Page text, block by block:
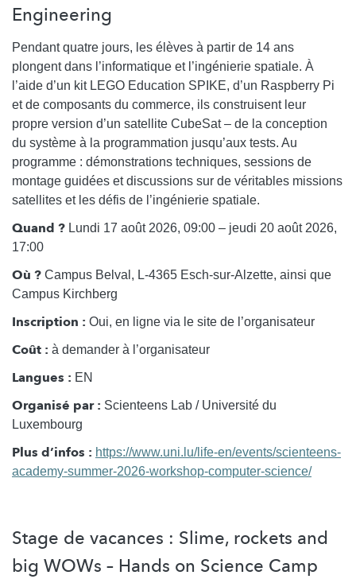
Engineering
Pendant quatre jours, les élèves à partir de 14 ans
plongent dans l’informatique et l’ingénierie spatiale. À
l’aide d’un kit LEGO Education SPIKE, d’un Raspberry Pi
et de composants du commerce, ils construisent leur
propre version d’un satellite CubeSat – de la conception
du système à la programmation jusqu’aux tests. Au
programme : démonstrations techniques, sessions de
montage guidées et discussions sur de véritables missions
satellites et les défis de l’ingénierie spatiale.
Quand ? Lundi 17 août 2026, 09:00 – jeudi 20 août 2026,
17:00
Où ? Campus Belval, L-4365 Esch-sur-Alzette, ainsi que
Campus Kirchberg
Inscription : Oui, en ligne via le site de l’organisateur
Coût : à demander à l’organisateur
Langues : EN
Organisé par : Scienteens Lab / Université du
Luxembourg
Plus d’infos : https://www.uni.lu/life-en/events/scienteens-
academy-summer-2026-workshop-computer-science/
Stage de vacances : Slime, rockets and
big WOWs – Hands on Science Camp